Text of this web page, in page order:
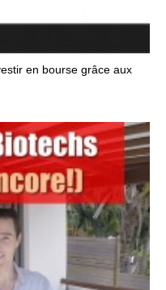
en bourse grâce aux